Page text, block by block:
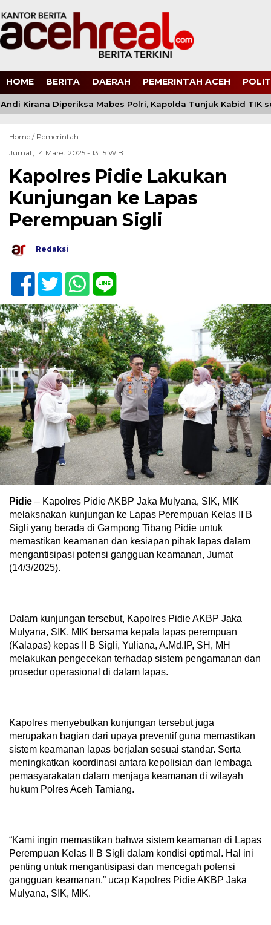
HOME BERITA DAERAH PEMERINTAH ACEH
Kirana Diperiksa Mabes Polri, Kapolda Tunjuk Kabid TIK
Home / Pemerintah
Jumat, 14 Maret 2025 - 13:15 WIB
Kapolres Pidie Lakukan
Kunjungan ke Lapas
Perempuan Sigli
Redaksi
Pidie – Kapolres Pidie AKBP Jaka Mulyana, SIK, MIK
melaksnakan kunjungan ke Lapas Perempuan Kelas II B
Sigli yang berada di Gampong Tibang Pidie untuk
memastikan keamanan dan kesiapan pihak lapas dalam
mengantisipasi potensi gangguan keamanan, Jumat
(14/3/2025).
Dalam kunjungan tersebut, Kapolres Pidie AKBP Jaka
Mulyana, SIK, MIK bersama kepala lapas perempuan
(Kalapas) kepas II B Sigli, Yuliana, A.Md.IP, SH, MH
melakukan pengecekan terhadap sistem pengamanan dan
prosedur operasional di dalam lapas.
Kapolres menyebutkan kunjungan tersebut juga
merupakan bagian dari upaya preventif guna memastikan
sistem keamanan lapas berjalan sesuai standar. Serta
meningkatkan koordinasi antara kepolisian dan lembaga
pemasyarakatan dalam menjaga keamanan di wilayah
hukum Polres Aceh Tamiang.
“Kami ingin memastikan bahwa sistem keamanan di Lapas
Perempuan Kelas II B Sigli dalam kondisi optimal. Hal ini
penting untuk mengantisipasi dan mencegah potensi
gangguan keamanan,” ucap Kapolres Pidie AKBP Jaka
Mulyana, SIK, MIK.